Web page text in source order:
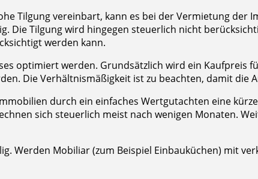
Tilgung vereinbart, kann es bei der Vermietung der
Die Tilgung wird hingegen steuerlich nicht
werden kann.
optimiert werden. Grundsätzlich wird ein Kaufpreis
Die Verhältnismäßigkeit ist zu beachten, damit die
durch ein einfaches Wertgutachten eine
sich steuerlich meist nach wenigen Monaten.
Werden Mobiliar (zum Beispiel Einbauküchen) mit